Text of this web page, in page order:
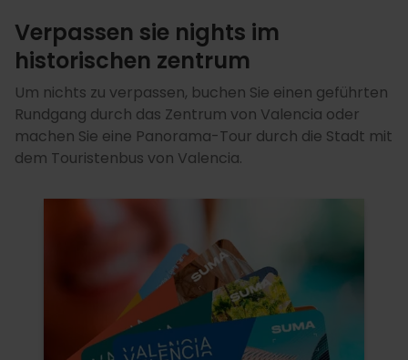
Verpassen sie nights im
historischen zentrum
Um nichts zu verpassen, buchen Sie einen geführten
Rundgang durch das Zentrum von Valencia oder
machen Sie eine Panorama-Tour durch die Stadt mit
dem Touristenbus von Valencia.